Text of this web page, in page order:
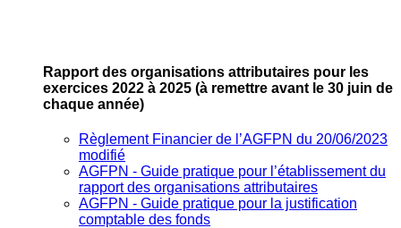
Rapport des organisations attributaires pour les
exercices 2022 à 2025 (à remettre avant le 30 juin de
chaque année)
Règlement Financier de l’AGFPN du 20/06/2023
modifié
AGFPN ‐ Guide pratique pour l’établissement du
rapport des organisations attributaires
AGFPN ‐ Guide pratique pour la justification
comptable des fonds